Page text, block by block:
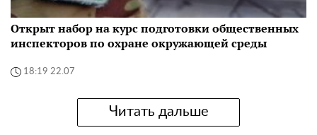
Открыт набор на курс подготовки общественных
инспекторов по охране окружающей среды
18:19 22.07
Читать дальше